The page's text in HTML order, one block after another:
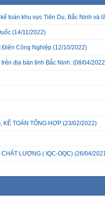
toán khu vực Tiên Du, Bắc Ninh và
(14/11/2022)
Điện Công Nghiệp (12/10/2022)
địa bàn tỉnh Bắc Ninh. (08/04/
KẾ TOÁN TỔNG HỢP (23/02/2022)
LƯỢNG ( IQC-OQC) (26/04/